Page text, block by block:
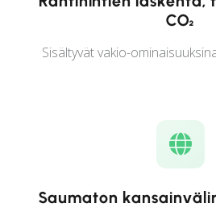
CO₂
Sisältyvät vakio-
Saumaton